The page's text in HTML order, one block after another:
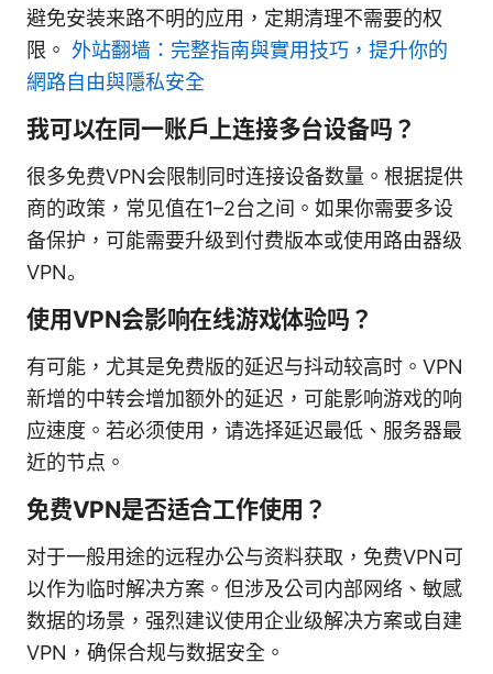
避免安装来路不明的应用，定期清理不需要的权
限。 外站翻墙：完整指南與實用技巧，提升你的
網路自由與隱私安全
我可以在同一账户上连接多台设备吗？
很多免费VPN会限制同时连接设备数量。根据提供
商的政策，常见值在1–2台之间。如果你需要多设
备保护，可能需要升级到付费版本或使用路由器级
VPN。
使用VPN会影响在线游戏体验吗？
有可能，尤其是免费版的延迟与抖动较高时。VPN
新增的中转会增加额外的延迟，可能影响游戏的响
应速度。若必须使用，请选择延迟最低、服务器最
近的节点。
免费VPN是否适合工作使用？
对于一般用途的远程办公与资料获取，免费VPN可
以作为临时解决方案。但涉及公司内部网络、敏感
数据的场景，强烈建议使用企业级解决方案或自建
VPN，确保合规与数据安全。